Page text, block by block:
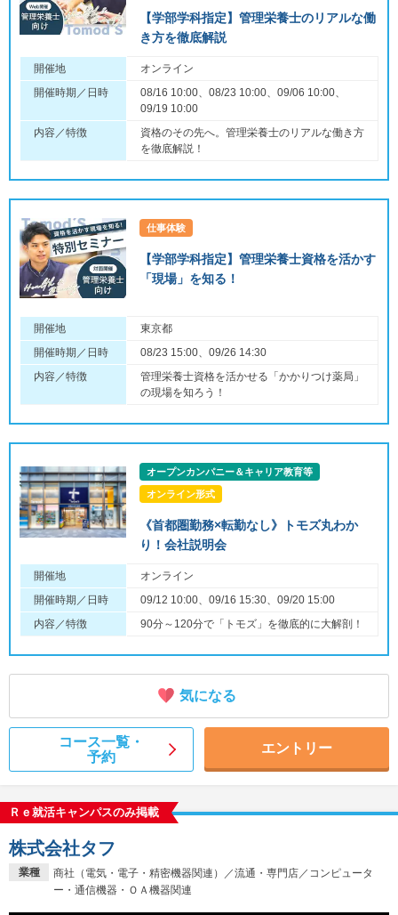
【学部学科指定】管理栄養士のリアルな働
き方を徹底解説
開催地
オンライン
開催時期／日時
08/16 10:00、08/23 10:00、09/06 10:00、
09/19 10:00
内容／特徴
資格のその先へ。管理栄養士のリアルな働き方
を徹底解説！
仕事体験
【学部学科指定】管理栄養士資格を活かす
「現場」を知る！
開催地
東京都
開催時期／日時
08/23 15:00、09/26 14:30
内容／特徴
管理栄養士資格を活かせる「かかりつけ薬局」
の現場を知ろう！
オープンカンパニー＆キャリア教育等
オンライン形式
《首都圏勤務×転勤なし》トモズ丸わか
り！会社説明会
開催地
オンライン
開催時期／日時
09/12 10:00、09/16 15:30、09/20 15:00
内容／特徴
90分～120分で「トモズ」を徹底的に大解剖！
気になる
コース一覧・
予約
エントリー
Ｒｅ就活キャンパスのみ掲載
業種
商社（電気・電子・精密機器関連）／流通・専門店／コンピュータ
ー・通信機器・ＯＡ機器関連
株式会社タフ